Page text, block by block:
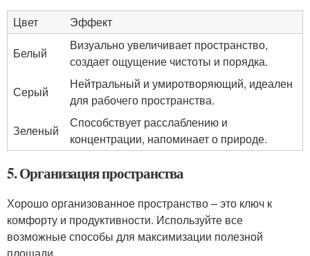
Цвет
Эффект
Белый
Визуально увеличивает пространство,
создает ощущение чистоты и порядка.
Серый
Нейтральный и умиротворяющий, идеален
для рабочего пространства.
Зеленый
Способствует расслаблению и
концентрации, напоминает о природе.
5. Организация пространства
Хорошо организованное пространство – это ключ к
комфорту и продуктивности. Используйте все
возможные способы для максимизации полезной